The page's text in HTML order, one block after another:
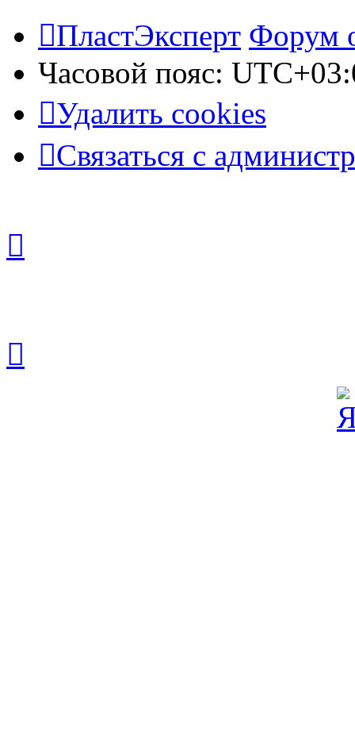
ПластЭксперт Форум
Часовой пояс:
Удалить cookies
Связаться с